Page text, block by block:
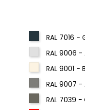
RAL 7016
RAL 9006
RAL 9001
RAL 9007
RAL 7039